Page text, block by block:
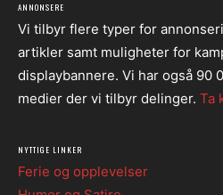
ANNONSERE
Vi tilbyr flere typer for
artikler samt muligheter for
displaybannere. Vi har også 90
medier der vi tilbyr delinger. Ta
NYTTIGE LINKER
Ferie og opplevelser